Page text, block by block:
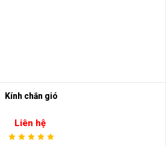
Kính chắn gió
Liên hệ